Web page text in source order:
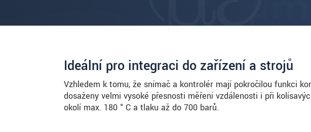
Ideální pro integraci do zařízení a strojů
Vzhledem k tomu, že snímač a kontrolér mají pokročilou funkci
dosaženy velmi vysoké přesnosti měření vzdálenosti i při
okolí max. 180 ° C a tlaku až do 700 barů.